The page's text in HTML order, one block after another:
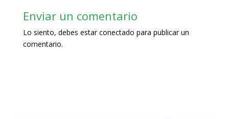
Enviar un comentario
Lo siento, debes estarconectado para publicar un
comentario.